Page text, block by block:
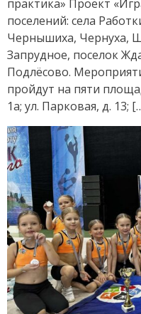
практика» Проект
поселений: села
Чернышиха, Чернуха,
Запрудное, поселок
Подлёсово.
пройдут на пяти
1а; ул. Парковая, д. 13;